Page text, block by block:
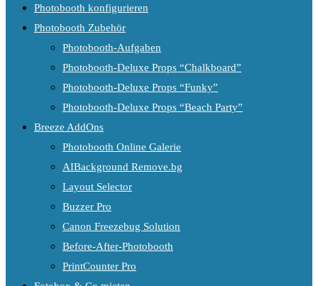
Photobooth konfigurieren
Photobooth Zubehör
Photobooth-Aufgaben
Photobooth-Deluxe Props “Chalkboard”
Photobooth-Deluxe Props “Funky”
Photobooth-Deluxe Props “Beach Party”
Breeze AddOns
Photobooth Online Galerie
AIBackground Remove.bg
Layout Selector
Buzzer Pro
Canon Freezebug Solution
Before-After-Photobooth
PrintCounter Pro